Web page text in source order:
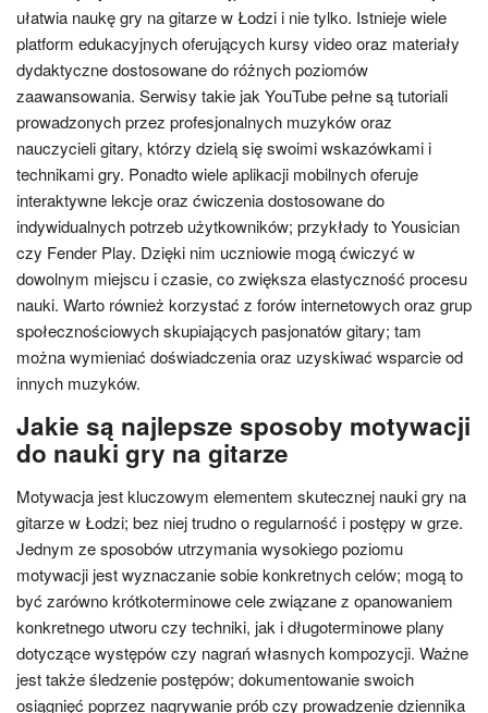
ułatwia naukę gry na gitarze w Łodzi i nie tylko. Istnieje wiele
platform edukacyjnych oferujących kursy video oraz materiały
dydaktyczne dostosowane do różnych poziomów
zaawansowania. Serwisy takie jak YouTube pełne są tutoriali
prowadzonych przez profesjonalnych muzyków oraz
nauczycieli gitary, którzy dzielą się swoimi wskazówkami i
technikami gry. Ponadto wiele aplikacji mobilnych oferuje
interaktywne lekcje oraz ćwiczenia dostosowane do
indywidualnych potrzeb użytkowników; przykłady to Yousician
czy Fender Play. Dzięki nim uczniowie mogą ćwiczyć w
dowolnym miejscu i czasie, co zwiększa elastyczność procesu
nauki. Warto również korzystać z forów internetowych oraz grup
społecznościowych skupiających pasjonatów gitary; tam
można wymieniać doświadczenia oraz uzyskiwać wsparcie od
innych muzyków.
Jakie są najlepsze sposoby motywacji
do nauki gry na gitarze
Motywacja jest kluczowym elementem skutecznej nauki gry na
gitarze w Łodzi; bez niej trudno o regularność i postępy w grze.
Jednym ze sposobów utrzymania wysokiego poziomu
motywacji jest wyznaczanie sobie konkretnych celów; mogą to
być zarówno krótkoterminowe cele związane z opanowaniem
konkretnego utworu czy techniki, jak i długoterminowe plany
dotyczące występów czy nagrań własnych kompozycji. Ważne
jest także śledzenie postępów; dokumentowanie swoich
osiągnięć poprzez nagrywanie prób czy prowadzenie dziennika